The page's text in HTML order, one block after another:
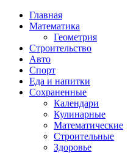
Главная
Математика
Геометрия
Строительство
Авто
Спорт
Еда и напитки
Сохраненные
Календари
Кулинарные
Математические
Строительные
Здоровье